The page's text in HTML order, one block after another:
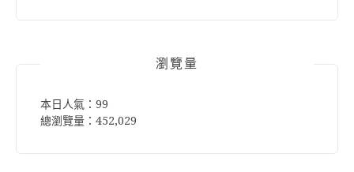
瀏覽量
本日人氣：99
總瀏覽量：452,029